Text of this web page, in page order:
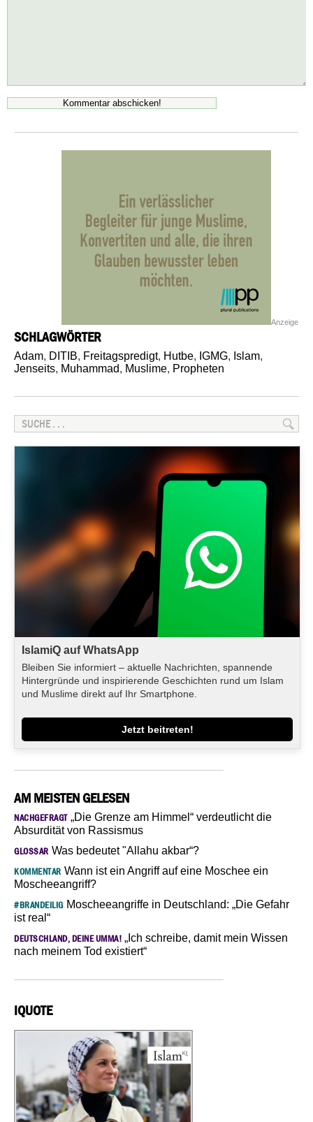
Anzeige
SCHLAGWÖRTER
Adam, DITIB, Freitagspredigt, Hutbe, IGMG, Islam,
Jenseits, Muhammad, Muslime, Propheten
IslamiQ auf WhatsApp
Bleiben Sie informiert – aktuelle Nachrichten, spannende
Hintergründe und inspirierende Geschichten rund um Islam
und Muslime direkt auf Ihr Smartphone.
Jetzt beitreten!
AM MEISTEN GELESEN
NACHGEFRAGT„Die Grenze am Himmel“ verdeutlicht die
Absurdität von Rassismus
GLOSSAR Was bedeutet "Allahu akbar“?
KOMMENTAR Wann ist ein Angriff auf eine Moschee ein
Moscheeangriff?
#BRANDEILIGMoscheeangriffe in Deutschland: „Die Gefahr
ist real“
DEUTSCHLAND, DEINE UMMA! „Ich schreibe, damit mein Wissen
nach meinem Tod existiert“
IQUOTE